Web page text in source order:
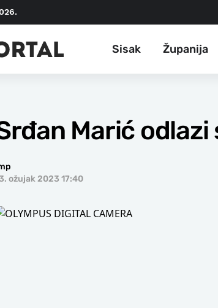
Sisak Županija
Marić
ožujak 2023 17:40